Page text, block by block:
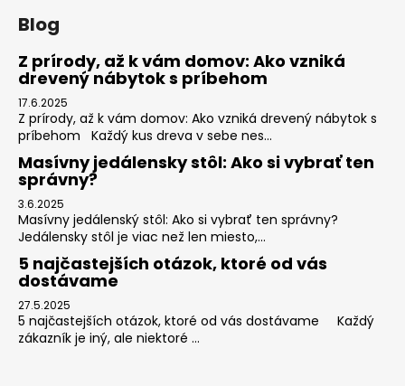
Blog
Z prírody, až k vám domov: Ako vzniká
drevený nábytok s príbehom
17.6.2025
Z prírody, až k vám domov: Ako vzniká drevený nábytok s
príbehom Každý kus dreva v sebe nes...
Masívny jedálensky stôl: Ako si vybrať ten
správny?
3.6.2025
Masívny jedálenský stôl: Ako si vybrať ten správny?
Jedálensky stôl je viac než len miesto,...
5 najčastejších otázok, ktoré od vás
dostávame
27.5.2025
5 najčastejších otázok, ktoré od vás dostávame Každý
zákazník je iný, ale niektoré ...